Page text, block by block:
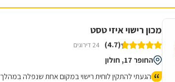
מכון רישוי איזי טסט
(4.7) 24 דירוגים
החופר 17, חולון
הגעתי להתקין לוחית רישוי במקום אחת שנפלה במהלך